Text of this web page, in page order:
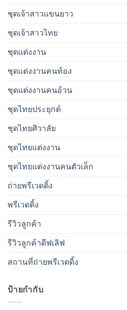
ชุดเจ้าสาวเเขนยาว
ชุดเจ้าสาวไทย
ชุดแต่งงาน
ชุดแต่งงานคนท้อง
ชุดแต่งงานคนอ้วน
ชุดไทยประยุกต์
ชุดไทยศิวาลัย
ชุดไทยแต่งงาน
ชุดไทยแต่งงานคนตัวเล็ก
ถ่ายพรีเวดดิ้ง
พรีเวดดิ้ง
รีวิวลูกค้า
รีวิวลูกค้าดีฟเลิฟ
สถานที่ถ่ายพรีเวดดิ้ง
ป้ายกำกับ